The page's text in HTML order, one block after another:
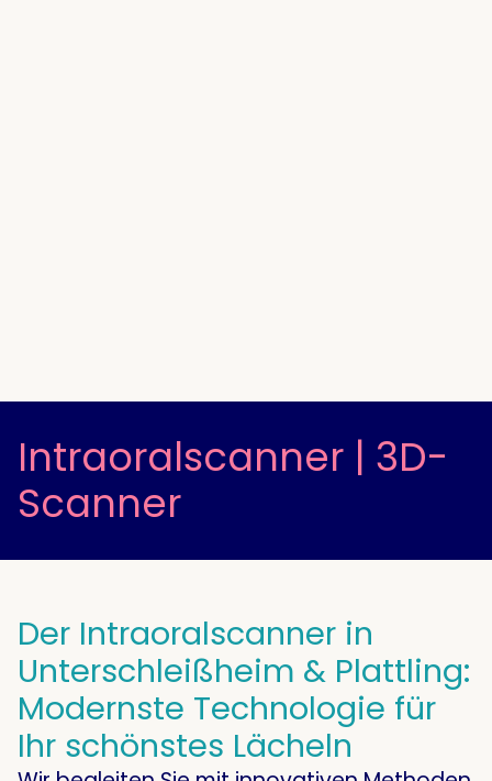
Intraoralscanner | 3D-
Scanner
Der Intraoralscanner in
Unterschleißheim & Plattling:
Modernste Technologie für
Ihr schönstes Lächeln